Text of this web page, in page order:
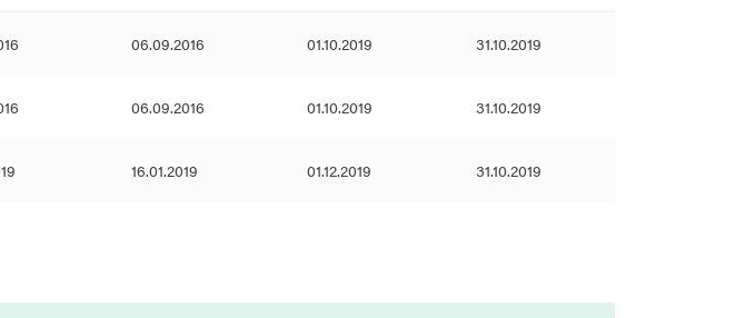
06.09.2016 01.10.2019 31.10.2019
06.09.2016 01.10.2019 31.10.2019
16.01.2019 01.12.2019 31.10.2019